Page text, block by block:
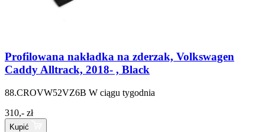
Profilowana nakładka na zderzak, Volkswagen
Caddy Alltrack, 2018- , Black
88.CROVW52VZ6B W ciągu tygodnia
310,- zł
Kupić